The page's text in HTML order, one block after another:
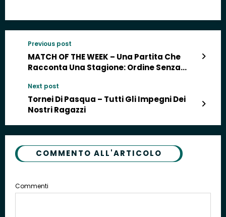
Previous post
MATCH OF THE WEEK – Una Partita Che
Racconta Una Stagione: Ordine Senza
Next post
Tornei Di Pasqua – Tutti Gli Impegni Dei
Nostri Ragazzi
COMMENTO ALL'ARTICOLO
Commenti